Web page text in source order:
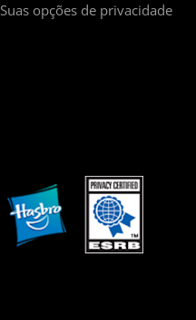
Suas opções de privacidade